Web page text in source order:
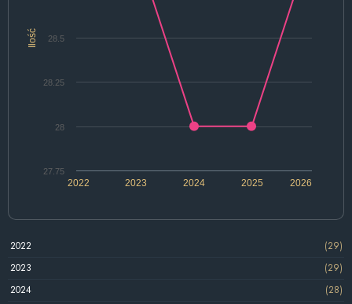
Ilość
2022 2024 2026
2023 2025
27.75
28
28.25
28.5
2022
(29)
2023
(29)
2024
(28)